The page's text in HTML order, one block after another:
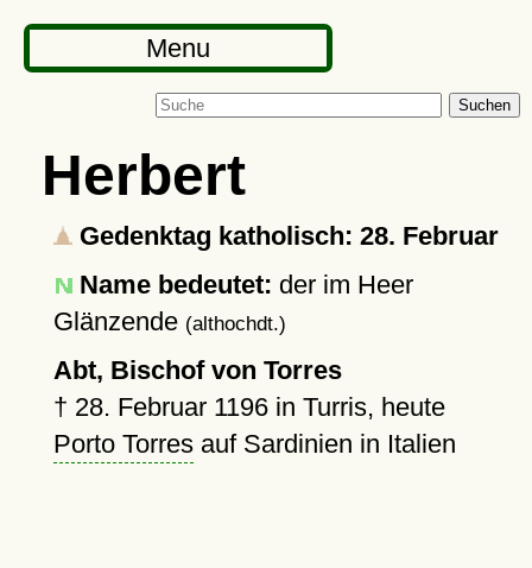
Menu
Suchen
Herbert
Gedenktag katholisch: 28. Februar
Name bedeutet: der im Heer
Glänzende (althochdt.)
Abt, Bischof von Torres
† 28. Februar 1196in Turris, heute
Porto Torresauf Sardinien in Italien